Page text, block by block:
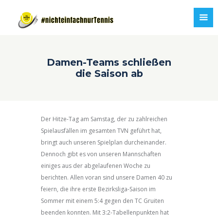
Damen-Teams schließen
die Saison ab
Der Hitze-Tag am Samstag, der zu zahlreichen
Spielausfällen im gesamten TVN geführt hat,
bringt auch unseren Spielplan durcheinander.
Dennoch gibt es von unseren Mannschaften
einiges aus der abgelaufenen Woche zu
berichten. Allen voran sind unsere Damen 40 zu
feiern, die ihre erste Bezirksliga-Saison im
Sommer mit einem 5:4 gegen den TC Gruiten
beenden konnten. Mit 3:2-Tabellenpunkten hat